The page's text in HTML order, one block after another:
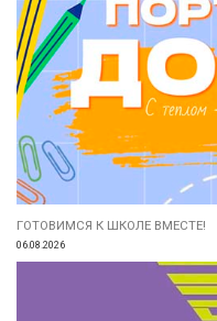
ГОТОВИМСЯ К ШКОЛЕ ВМЕСТЕ!
06.08.2026